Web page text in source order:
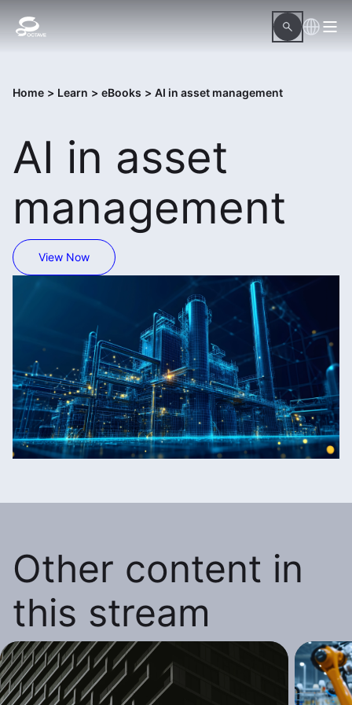
Home > Learn > eBooks > AI in asset management
AI in asset
management
View Now
Other content in
this stream